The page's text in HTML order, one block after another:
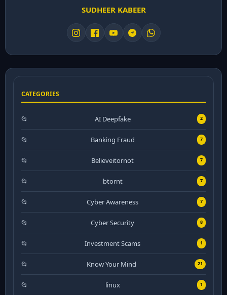
SUDHEER KABEER
CATEGORIES
AI Deepfake 2
Banking Fraud 7
Believeitornot 7
btornt 7
Cyber Awareness 7
Cyber Security 8
Investment Scams 1
Know Your Mind 21
linux 1